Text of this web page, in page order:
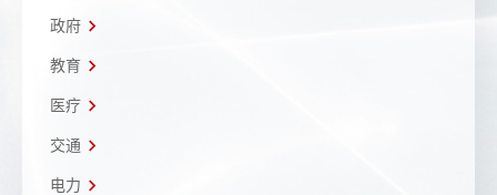
政府
教育
医疗
交通
电力